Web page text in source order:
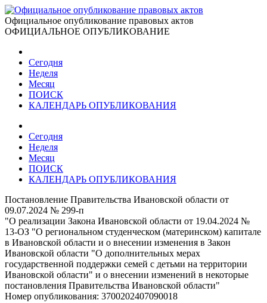
Официальное опубликование правовых актов
ОФИЦИАЛЬНОЕ ОПУБЛИКОВАНИЕ
Сегодня
Неделя
Месяц
ПОИСК
КАЛЕНДАРЬ ОПУБЛИКОВАНИЯ
Сегодня
Неделя
Месяц
ПОИСК
КАЛЕНДАРЬ ОПУБЛИКОВАНИЯ
Постановление Правительства Ивановской области от
09.07.2024 № 299-п
"О реализации Закона Ивановской области от 19.04.2024 №
13-ОЗ "О региональном студенческом (материнском) капитале
в Ивановской области и о внесении изменения в Закон
Ивановской области "О дополнительных мерах
государственной поддержки семей с детьми на территории
Ивановской области" и о внесении изменений в некоторые
постановления Правительства Ивановской области"
Номер опубликования: 3700202407090018